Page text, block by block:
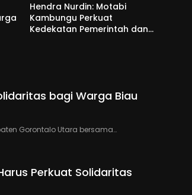
Hendra Nurdin: Motabi
Kambungu Perkuat
Kedekatan Pemerintah dan
bagi Warga Biau
Gorontalo Utara bersama…
Perkuat Solidaritas